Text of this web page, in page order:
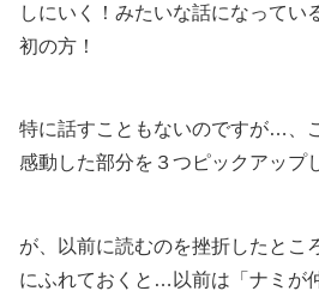
しにいく！みたいな話になってい
初の方！
特に話すこともないのですが…、
感動した部分を３つピックアップ
が、以前に読むのを挫折したとこ
にふれておくと…以前は「ナミが